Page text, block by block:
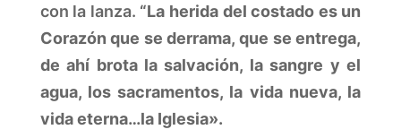
con la lanza. “La herida del costado es un
Corazón que se derrama, que se entrega,
de ahí brota la salvación, la sangre y el
agua, los sacramentos, la vida nueva, la
vida eterna…la Iglesia».